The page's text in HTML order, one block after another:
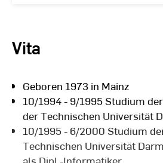
Vita
Geboren 1973 in Mainz
10/1994 - 9/1995 Studium
der Technischen Universität
10/1995 - 6/2000 Studium
Technischen Universität